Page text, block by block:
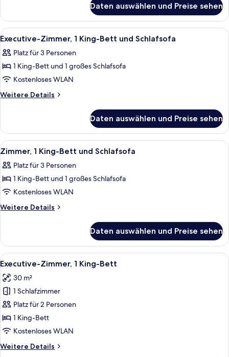
anzeigen
Suite
with
Sea
Daten auswählen und Preise sehen
Alle
Fotos
für
Executive-
Zimmer,
1 King-
Schlafsofa
anzeigen
42-Zoll-Fernseher mit
4
Executive-Zimmer, 1 King-Bett und Schlafsofa
Platz für 3 Personen
1 King-Bett und 1 großes Schlafsofa
Kostenloses WLAN
Weitere Details
Weitere
Zimmer,
1 King-
Bett
Schlafsofa
Daten auswählen und Preise sehen
Alle
Fotos
für
Zimmer,
1 King-
Bett
anzeigen
42-Zoll-Fernseher mit
4
Zimmer, 1 King-Bett und Schlafsofa
Platz für 3 Personen
1 King-Bett und 1 großes Schlafsofa
Kostenloses WLAN
Weitere Details
Weitere
1 King-
Bett
und
Daten auswählen und Preise sehen
Alle
Fotos
für
Executive-
Zimmer,
1 King-
Bett
Ein Hotelzimmer mit einem Bett,
5
Executive-Zimmer, 1 King-Bett
30 m²
1 Schlafzimmer
Platz für 2 Personen
1 King-Bett
Kostenloses WLAN
Weitere Details
Weitere